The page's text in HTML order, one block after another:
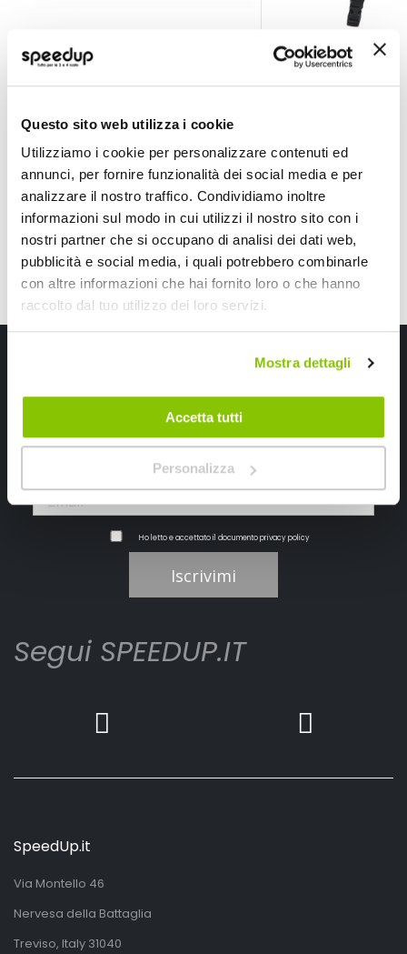
Questo sito web utilizza i cookie
Utilizziamo i cookie per personalizzare contenuti ed
annunci, per fornire funzionalità dei social media e per
analizzare il nostro traffico. Condividiamo inoltre
informazioni sul modo in cui utilizzi il nostro sito con i
nostri partner che si occupano di analisi dei dati web,
pubblicità e social media, i quali potrebbero combinarle
con altre informazioni che hai fornito loro o che hanno
raccolto dal tuo utilizzo dei loro servizi.
Mostra dettagli
Accetta tutti
Personalizza
A partire da
39,60 €
Casco bici Urbano
Iscriviti alla newsletter Speedup
Ricevi subito uno sconto del 10% per il tuo primo acquisto online!
Ho letto e accettato il documentoprivacy policy
Iscrivimi
Segui SPEEDUP.IT
SpeedUp.it
Via Montello 46
Nervesa della Battaglia
Treviso, Italy 31040